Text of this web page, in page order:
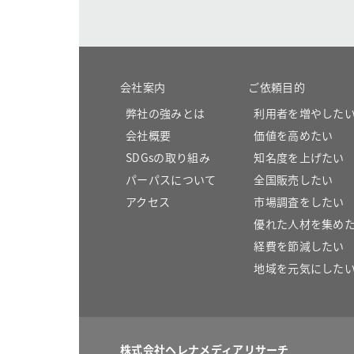
会社案内
弊社の強みとは
会社概要
SDGsの取り組み
パーパスについて
アクセス
ご依頼目的
利用者を増やした
価値を高めたい
知名度を上げたい
全国販売したい
市場調査をしたい
優れた人材を集め
経費を節減したい
地域を元気にした
株式会社ヘレナメディアリサーチ